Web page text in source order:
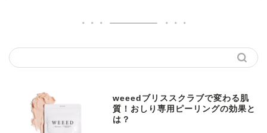
weeedブリススクラブで変わる肌
質！おしり専用ピーリングの効果と
は？